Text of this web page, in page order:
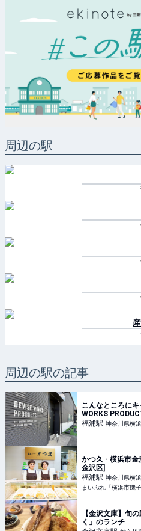
周辺の駅
周辺の駅の記事
こんなところに
WORKS
福浦駅 神奈川県横
かつ久 - 横浜市金
金沢区]
福浦駅 神奈川県横
まいぷれ「横浜市磯
【金沢文庫】旬
く」のランチ